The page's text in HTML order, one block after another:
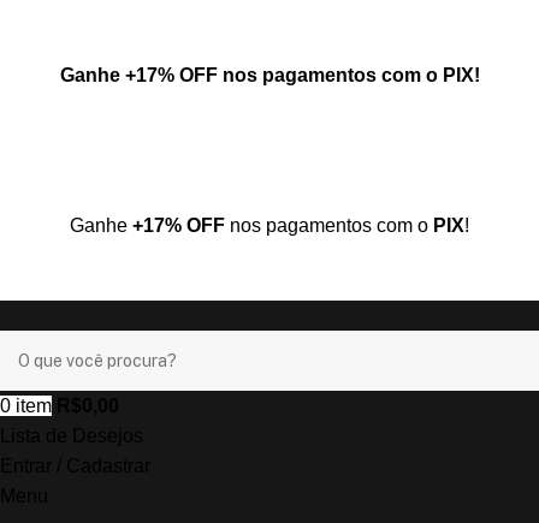
Ganhe +17% OFFnos pagamentos com o PIX!
Ganhe +17% OFF nos pagamentos com o PIX!
0 item